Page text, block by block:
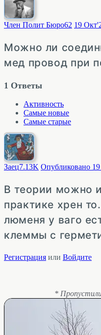
Член Полит Бюро62 19
Можно ли
мед провод при
1 Ответы
Активность
Самые новые
Самые старые
Заец7.13K Опубликовано
В теории можно
практике хрен
люменя у ваго
клеммы с
Регистрация или Войдите
*